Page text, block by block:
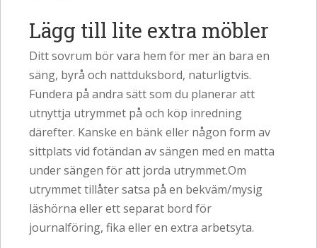
Lägg till lite extra möbler
Ditt sovrum bör vara hem för mer än bara en
säng, byrå och nattduksbord, naturligtvis.
Fundera på andra sätt som du planerar att
utnyttja utrymmet på och köp inredning
därefter. Kanske en bänk eller någon form av
sittplats vid fotändan av sängen med en matta
under sängen för att jorda utrymmet.Om
utrymmet tillåter satsa på en bekväm/mysig
läshörna eller ett separat bord för
journalföring, fika eller en extra arbetsyta.